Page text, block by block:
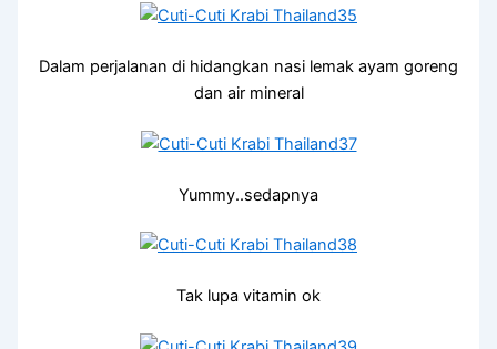
Dalam perjalanan di hidangkan nasi lemak ayam goreng
dan air mineral
Yummy..sedapnya
Tak lupa vitamin ok